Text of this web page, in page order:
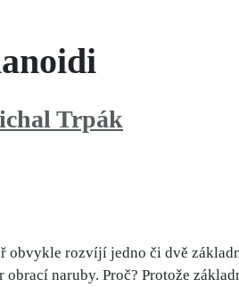
Trpák
rozvíjí jedno či dvě
naruby. Proč? Protože